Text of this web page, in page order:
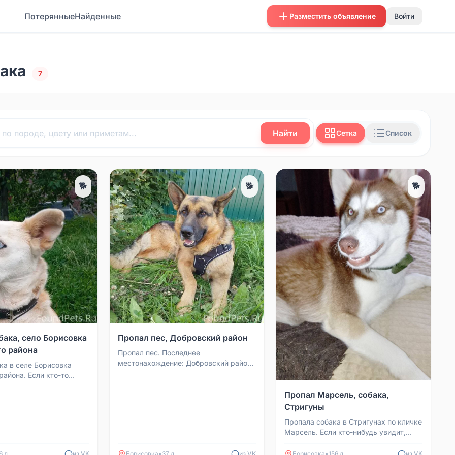
ПотерянныеНайденные Разместить объявление Войти
7
Найти Сетка Список
🐕
село Борисовка
района
в селе Борисовка
Если кто-то
🐕
Пропал пес, Добровский район
Пропал пес. Последнее
местонахождение: Добровский район,
🐕
Пропал Марсель, собака,
Стригуны
Пропала собака в Стригунах по кличке
Марсель. Если кто-нибудь увидит,
заберу. Вознагражд...